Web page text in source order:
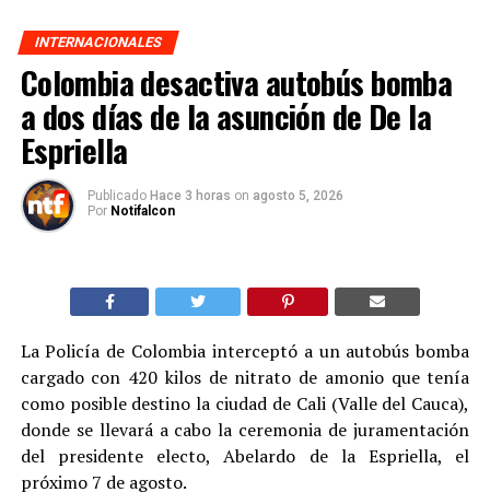
INTERNACIONALES
Colombia desactiva autobús bomba
a dos días de la asunción de De la
Espriella
Publicado Hace 3 horas on agosto 5, 2026
Por Notifalcon
La Policía de Colombia interceptó a un autobús bomba
cargado con 420 kilos de nitrato de amonio que tenía
como posible destino la ciudad de Cali (Valle del Cauca),
donde se llevará a cabo la ceremonia de juramentación
del presidente electo, Abelardo de la Espriella, el
próximo 7 de agosto.